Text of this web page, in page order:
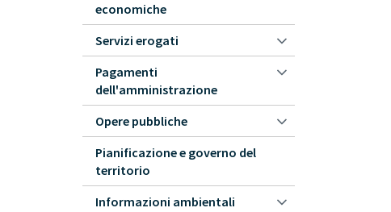
economiche
Servizi erogati
Pagamenti
dell'amministrazione
Opere pubbliche
Pianificazione e governo del
territorio
Informazioni ambientali